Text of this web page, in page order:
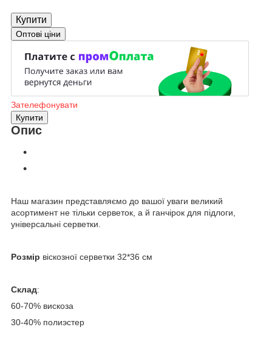
Купити
Оптові ціни
Зателефонувати
Купити
Опис
Наш магазин представляємо до вашої уваги великий
асортимент не тільки серветок, а й ганчірок для підлоги,
універсальні серветки.
Розмір віскозної серветки 32*36 см
Склад:
60-70% вискоза
30-40% полиэстер